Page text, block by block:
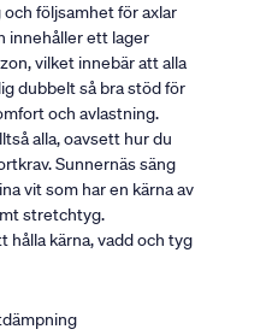
följsamhet för axlar
innehåller ett lager
vilket innebär att alla
dubbelt så bra stöd för
och avlastning.
alla, oavsett hur du
Sunnernäs säng
vit som har en kärna av
stretchtyg.
hålla kärna, vadd och tyg